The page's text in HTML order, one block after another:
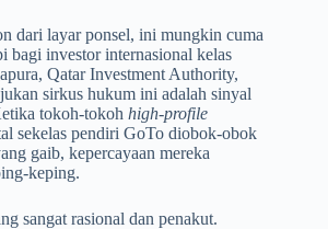
dari layar ponsel, ini mungkin cuma
bagi investor internasional kelas
Qatar Investment Authority,
sirkus hukum ini adalah sinyal
tokoh-tokoh high-profile
sekelas pendiri GoTo diobok-obok
gaib, kepercayaan mereka
keping.
sangat rasional dan penakut.